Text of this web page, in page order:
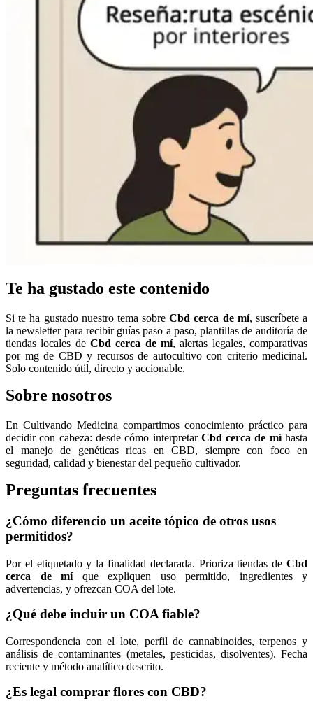
Te ha gustado este contenido
Si te ha gustado nuestro tema sobreCbd cerca de mí, suscríbete a
la newsletter para recibir guías paso a paso, plantillas de auditoría de
tiendas locales de Cbd cerca de mí, alertas legales, comparativas
por mg de CBD y recursos de autocultivo con criterio medicinal.
Solo contenido útil, directo y accionable.
Sobre nosotros
En Cultivando Medicina compartimos conocimiento práctico para
decidir con cabeza: desde cómo interpretar Cbd cerca de míhasta
el manejo de genéticas ricas en CBD, siempre con foco en
seguridad, calidad y bienestar del pequeño cultivador.
Preguntas frecuentes
¿Cómo diferencio un aceite tópico de otros usos
permitidos?
Por el etiquetado y la finalidad declarada. Prioriza tiendas de Cbd
cerca de míque expliquen uso permitido, ingredientes y
advertencias, y ofrezcan COA del lote.
¿Qué debe incluir un COA fiable?
Correspondencia con el lote, perfil de cannabinoides, terpenos y
análisis de contaminantes (metales, pesticidas, disolventes). Fecha
reciente y método analítico descrito.
¿Es legal comprar flores con CBD?